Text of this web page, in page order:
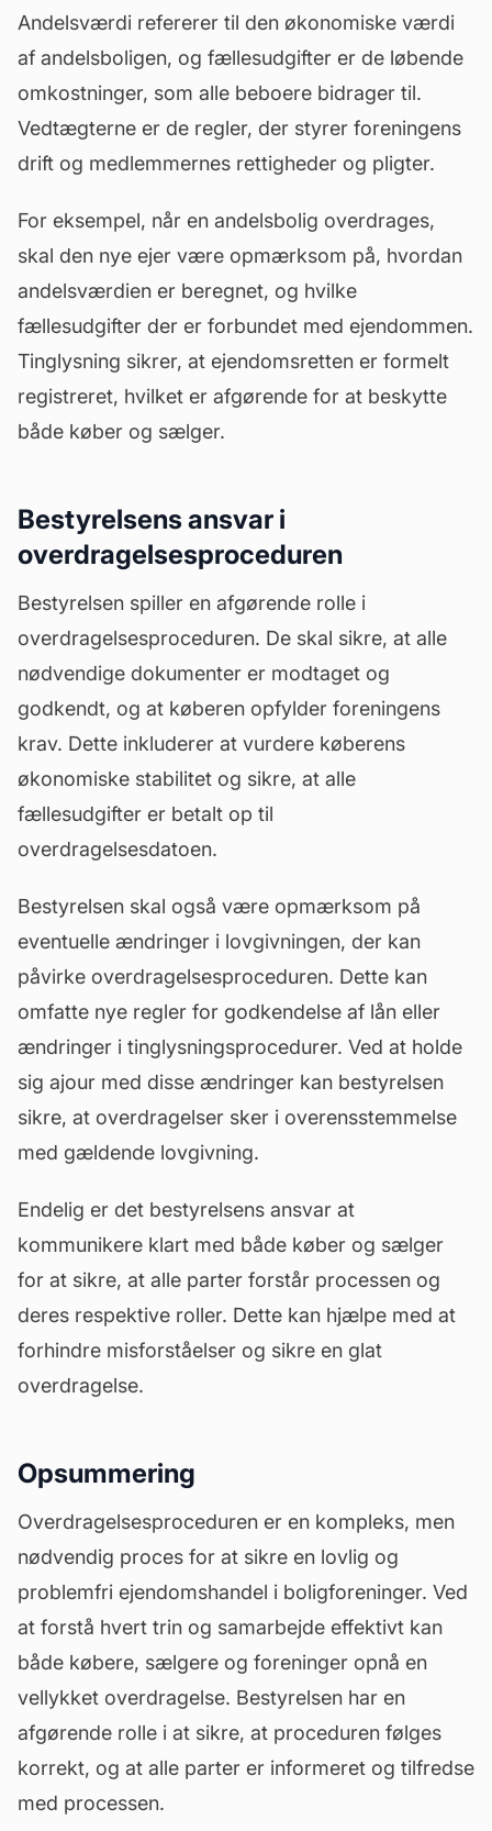
Andelsværdi refererer til den økonomiske værdi
af andelsboligen, og fællesudgifter er de løbende
omkostninger, som alle beboere bidrager til.
Vedtægterne er de regler, der styrer foreningens
drift og medlemmernes rettigheder og pligter.
For eksempel, når en andelsbolig overdrages,
skal den nye ejer være opmærksom på, hvordan
andelsværdien er beregnet, og hvilke
fællesudgifter der er forbundet med ejendommen.
Tinglysning sikrer, at ejendomsretten er formelt
registreret, hvilket er afgørende for at beskytte
både køber og sælger.
Bestyrelsens ansvar i
overdragelsesproceduren
Bestyrelsen spiller en afgørende rolle i
overdragelsesproceduren. De skal sikre, at alle
nødvendige dokumenter er modtaget og
godkendt, og at køberen opfylder foreningens
krav. Dette inkluderer at vurdere køberens
økonomiske stabilitet og sikre, at alle
fællesudgifter er betalt op til
overdragelsesdatoen.
Bestyrelsen skal også være opmærksom på
eventuelle ændringer i lovgivningen, der kan
påvirke overdragelsesproceduren. Dette kan
omfatte nye regler for godkendelse af lån eller
ændringer i tinglysningsprocedurer. Ved at holde
sig ajour med disse ændringer kan bestyrelsen
sikre, at overdragelser sker i overensstemmelse
med gældende lovgivning.
Endelig er det bestyrelsens ansvar at
kommunikere klart med både køber og sælger
for at sikre, at alle parter forstår processen og
deres respektive roller. Dette kan hjælpe med at
forhindre misforståelser og sikre en glat
overdragelse.
Opsummering
Overdragelsesproceduren er en kompleks, men
nødvendig proces for at sikre en lovlig og
problemfri ejendomshandel i boligforeninger. Ved
at forstå hvert trin og samarbejde effektivt kan
både købere, sælgere og foreninger opnå en
vellykket overdragelse. Bestyrelsen har en
afgørende rolle i at sikre, at proceduren følges
korrekt, og at alle parter er informeret og tilfredse
med processen.